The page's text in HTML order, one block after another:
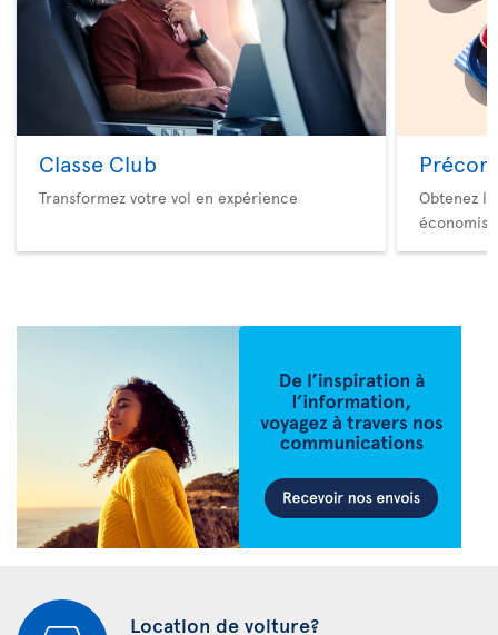
Classe Club
Transformez votre vol en expérience
Obtenez
Location de voiture?